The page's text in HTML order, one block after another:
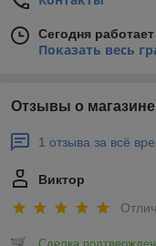
Сегодня
Показать весь
Отзывы о магазине
1 отзыва за всё
Виктор